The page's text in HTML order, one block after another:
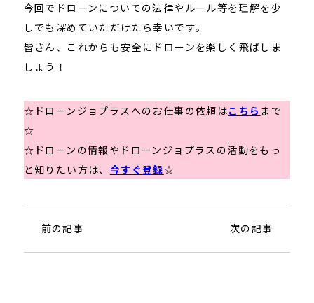
今回でドローンについての法律やルール等を理解を少
しでも深めていただけたら幸いです。
皆さん、これからも安全にドローンを楽しく飛ばしま
しょう！
☆ドローンジョプラスへのお仕事の依頼はこちら まで
☆
☆ドローンの情報やドローンジョプラスの活動をもっ
と知りたい方は、 今すぐ登録☆
前の記事 次の記事